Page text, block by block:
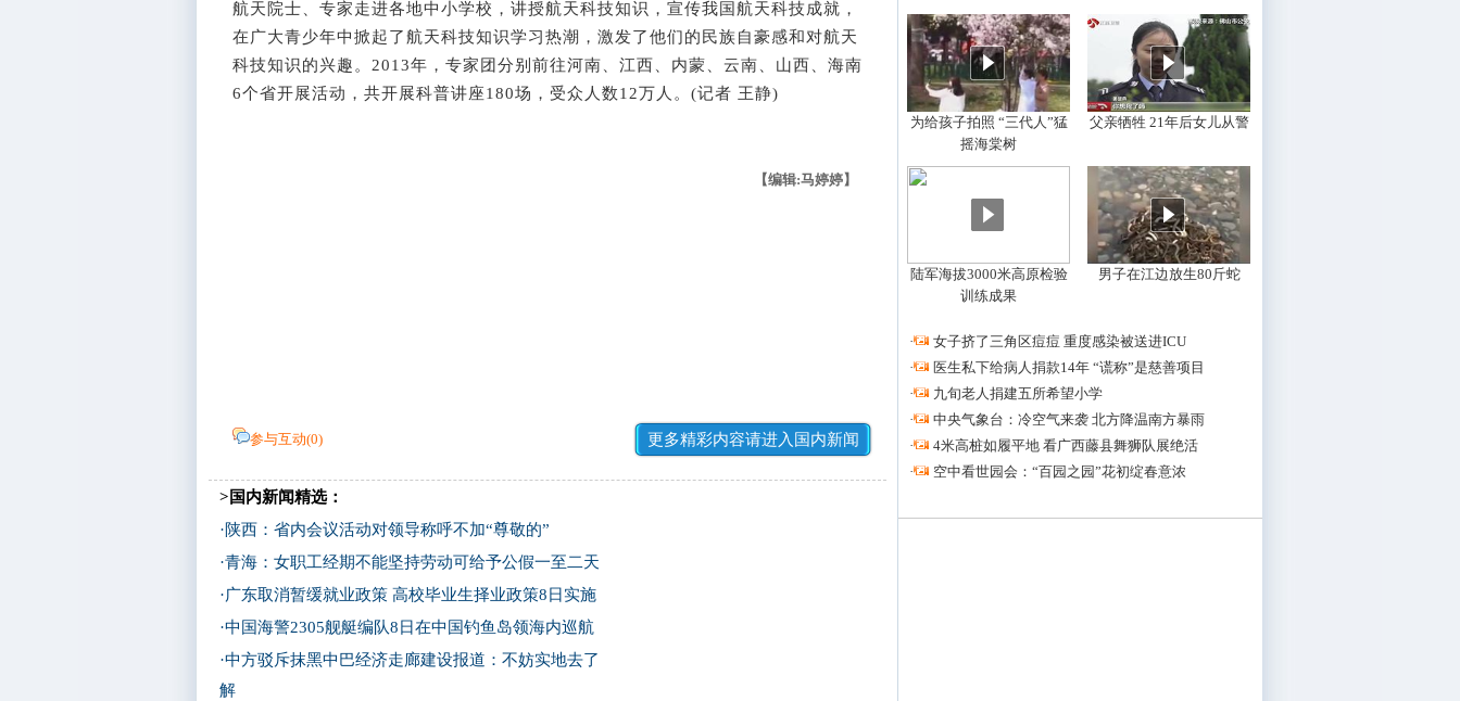
航天院士、专家走进各地中小学校，讲授航天科技知识，宣传我国航天科技成就，
在广大青少年中掀起了航天科技知识学习热潮，激发了他们的民族自豪感和对航天
科技知识的兴趣。2013年，专家团分别前往河南、江西、内蒙、云南、山西、海南
6个省开展活动，共开展科普讲座180场，受众人数12万人。(记者 王静)
【编辑:马婷婷】
参与互动(0) 更多精彩内容请进入国内新闻
>国内新闻精选：
·陕西：省内会议活动对领导称呼不加“尊敬的”
·青海：女职工经期不能坚持劳动可给予公假一至二天
·广东取消暂缓就业政策 高校毕业生择业政策8日实施
·中国海警2305舰艇编队8日在中国钓鱼岛领海内巡航
·中方驳斥抹黑中巴经济走廊建设报道：不妨实地去了
解
为给孩子拍照 “三代人”猛
摇海棠树
父亲牺牲 21年后女儿从警
陆军海拔3000米高原检验
训练成果
男子在江边放生80斤蛇
·
女子挤了三角区痘痘 重度感染被送进ICU
·
医生私下给病人捐款14年 “谎称”是慈善项目
·
九旬老人捐建五所希望小学
·
中央气象台：冷空气来袭 北方降温南方暴雨
·
4米高桩如履平地 看广西藤县舞狮队展绝活
·
空中看世园会：“百园之园”花初绽春意浓